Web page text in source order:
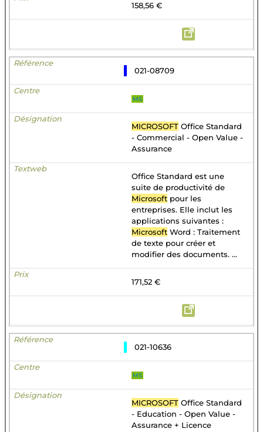
158,56 €
021-08709
MS
MICROSOFT Office Standard
- Commercial - Open Value -
Assurance
Office Standard est une
suite de productivité de
Microsoft pour les
entreprises. Elle inclut les
applications suivantes :
Microsoft Word : Traitement
de texte pour créer et
modifier des documents. ...
171,52 €
021-10636
MS
MICROSOFT Office Standard
- Education - Open Value -
Assurance + Licence